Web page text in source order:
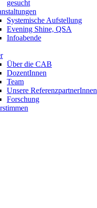
gesucht
Systemische Aufstellung
Evening Shine, QSA
Infoabende
Über die CAB
DozentInnen
Team
Unsere ReferenzpartnerInnen
Forschung